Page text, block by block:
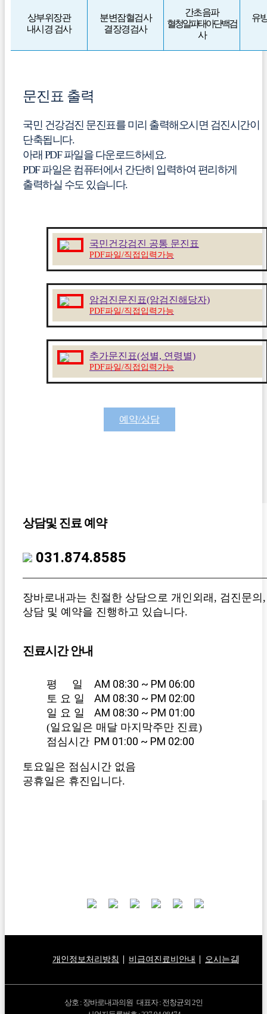
상부위장관
내시경 검사
분변잠혈검사
결장경검사
간초음파
혈청알파태아단백검
사
유
문진표 출력
국민 건강검진 문진표를 미리 출력해오시면 검진시간이
단축됩니다.
아래 PDF 파일을 다운로드하세요.
PDF 파일은 컴퓨터에서 간단히 입력하여 편리하게
출력하실 수도 있습니다.
국민건강검진 공통 문진표
PDF파일/직접입력가능
암검진문진표(암검진해당자)
PDF파일/직접입력가능
추가문진표(성별, 연령별)
PDF파일/직접입력가능
예약/상담
상담및 진료 예약
031.874.8585
장바로내과는 친절한 상담으로 개인외래, 검진문의,
상담 및 예약을 진행하고 있습니다.
진료시간 안내
평 일 AM 08:30 ~ PM 06:00
토 요 일 AM 08:30 ~ PM 02:00
일 요 일 AM 08:30 ~ PM 01:00
(일요일은 매달 마지막주만 진료)
점심시간 PM 01:00 ~ PM 02:00
토요일은 점심시간 없음
공휴일은 휴진입니다.
개인정보처리방침 비급여진료비안내 오시는길
상호 : 장바로내과의원 대표자 : 전창균외 2인